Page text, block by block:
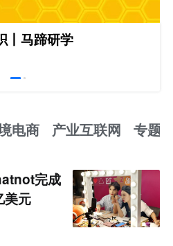
丨马蹄研学
电商 产业互联网 专题
完成
美元